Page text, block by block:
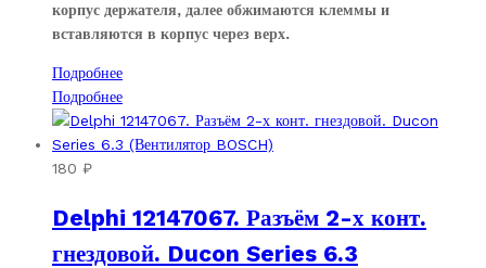
корпус держателя, далее обжимаются клеммы и
вставляются в корпус через верх.
Подробнее
Подробнее
180 ₽
Delphi 12147067. Разъём 2-х конт.
гнездовой. Ducon Series 6.3